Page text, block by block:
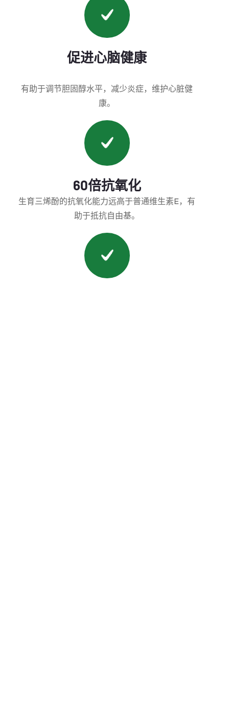
促进心脑健康
有助于调节胆固醇水平，减少炎症，维护心脏健
康。
60倍抗氧化
生育三烯酚的抗氧化能力远高于普通维生素E，有
助于抵抗自由基。